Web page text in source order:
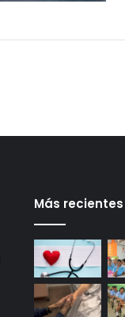
Más recientes